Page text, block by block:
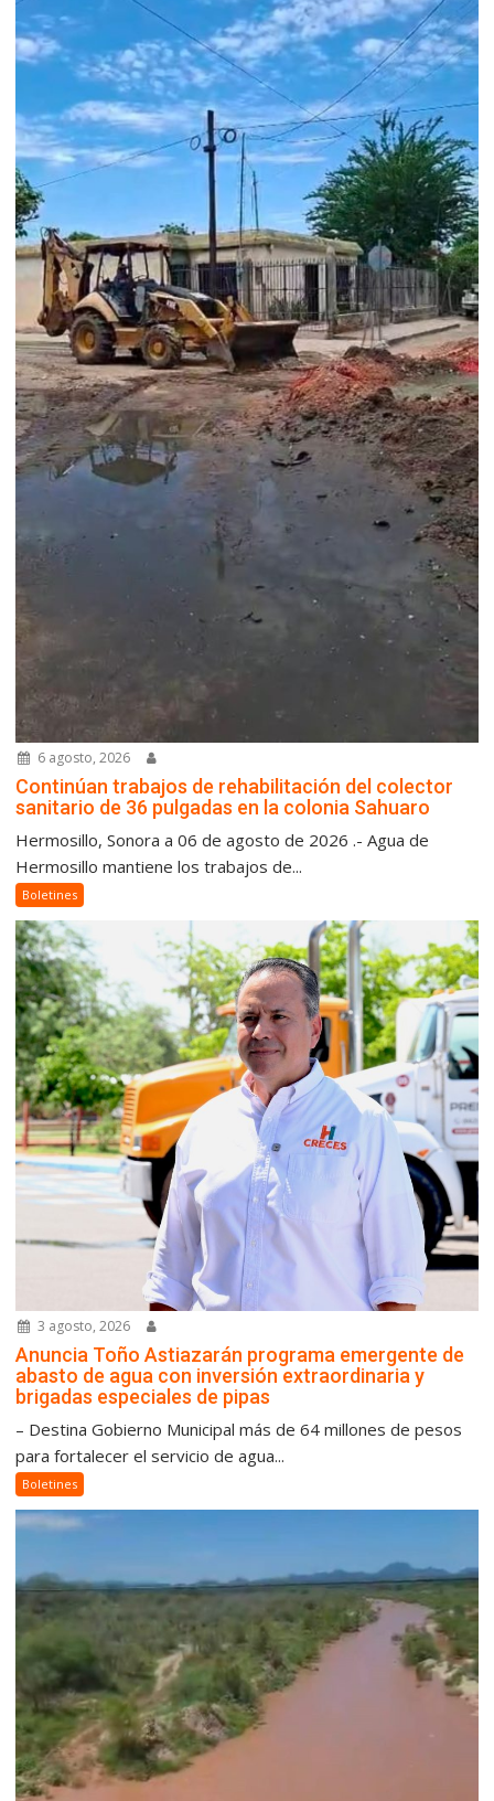
6 agosto, 2026
Continúan trabajos de rehabilitación del colector
sanitario de 36 pulgadas en la colonia Sahuaro
Hermosillo, Sonora a 06 de agosto de 2026 .- Agua de
Hermosillo mantiene los trabajos de...
Boletines
3 agosto, 2026
Anuncia Toño Astiazarán programa emergente de
abasto de agua con inversión extraordinaria y
brigadas especiales de pipas
– Destina Gobierno Municipal más de 64 millones de pesos
para fortalecer el servicio de agua...
Boletines